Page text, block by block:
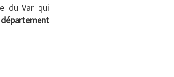
du Var qui
département